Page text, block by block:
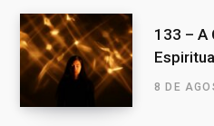
133 – A
8 DE